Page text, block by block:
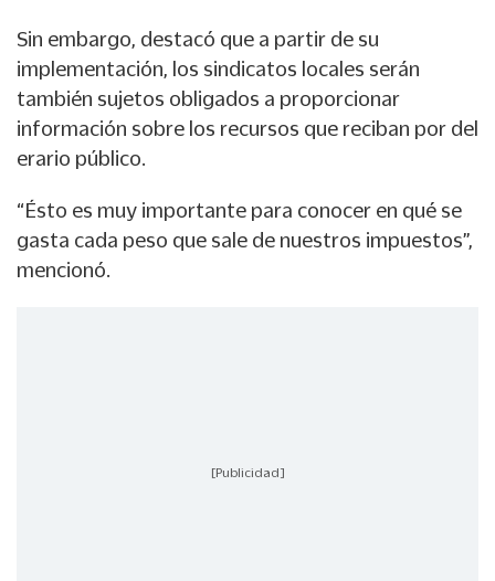
Sin embargo, destacó que a partir de su
implementación, los sindicatos locales serán
también sujetos obligados a proporcionar
información sobre los recursos que reciban por del
erario público.
“Ésto es muy importante para conocer en qué se
gasta cada peso que sale de nuestros impuestos”,
mencionó.
[Publicidad]